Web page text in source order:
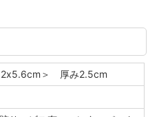
＞ 厚み2.5cm